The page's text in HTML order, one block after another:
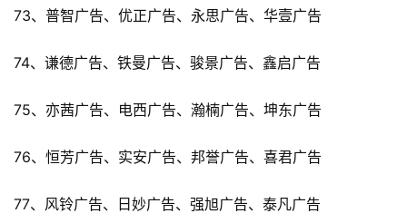
73、普智广告、优正广告、永思广告、华壹广告
74、谦德广告、铁曼广告、骏景广告、鑫启广告
75、亦茜广告、电西广告、瀚楠广告、坤东广告
76、恒芳广告、实安广告、邦誉广告、喜君广告
77、风铃广告、日妙广告、强旭广告、泰凡广告